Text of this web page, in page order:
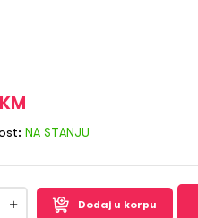
KM
NA STANJU
Dodaj u korpu